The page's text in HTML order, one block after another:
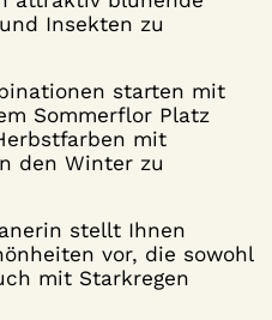
Insekten zu
starten mit
Sommerflor Platz
mit
den Winter zu
stellt Ihnen
vor, die sowohl
mit Starkregen